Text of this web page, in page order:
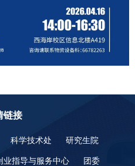
链接
科学技术处 研究生院
业指导与服务中心 团委